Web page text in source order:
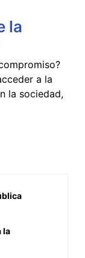
la
a la
la sociedad,
la